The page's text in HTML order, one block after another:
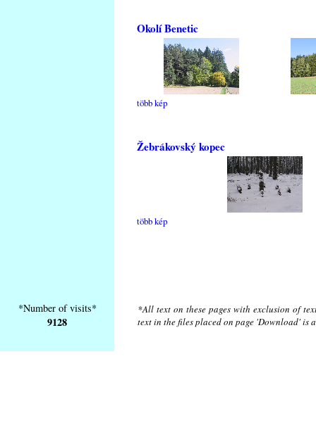
Okolí Benetic
több kép
Žebrákovský kopec
több kép
*Number of visits*
9128
*All text on these pages with exclusion of
text in the files placed on page 'Download'